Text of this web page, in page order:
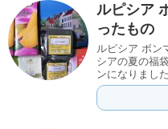
ルピシア
ったもの
ルピシア ボン
シアの夏の福
ンになりまし